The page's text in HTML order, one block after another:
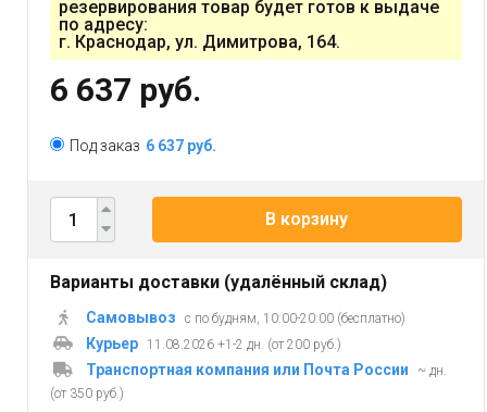
резервирования товар будет готов к выдаче
по адресу:
г. Краснодар, ул. Димитрова, 164.
6 637 руб.
Под заказ 6 637 руб.
В корзину
Варианты доставки (удалённый склад)
Самовывоз с по будням, 10:00-20:00 (бесплатно)
Курьер 11.08.2026 +1-2 дн. (от 200 руб.)
Транспортная компания или Почта России
~ дн.
(от 350 руб.)